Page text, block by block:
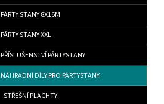
PÁRTY STANY 8X16M
PÁRTY STANY XXL
PŘÍSLUŠENSTVÍ PÁRTYSTANY
NÁHRADNÍ DÍLY PRO PÁRTYSTANY
STŘEŠNÍ PLACHTY